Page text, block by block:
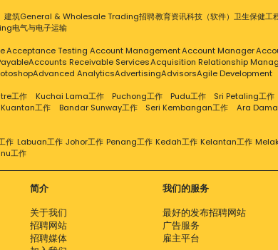
建筑General & Wholesale Trading招聘教育资讯科技（软件） 卫生保健工
电气与电子运输
Acceptance Testing Account ManagementAccount Manager
Accounts Receivable ServicesAcquisition Relationship
Advanced AnalyticsAdvertisingAdvisorsAgile Development
工作 Kuchai Lama工作 Puchong工作 Pudu工作 Sri Petaling工作
Kuantan工作 Bandar Sunway工作 Seri Kembangan工作 Ara
作 Labuan工作 Johor工作 Penang工作 Kedah工作 Kelantan工作
工作
简介
关于我们
招聘网站
招聘媒体
我们的服务
最好的发布招聘网站
广告服务
雇主平台